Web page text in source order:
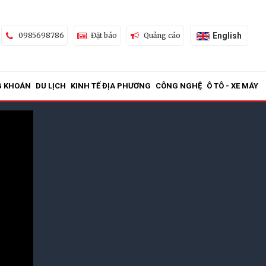
0985698786 Đặt báo Quảng cáo English
KHOÁN DU LỊCH KINH TẾ ĐỊA PHƯƠNG CÔNG NGHỆ Ô TÔ - XE MÁY